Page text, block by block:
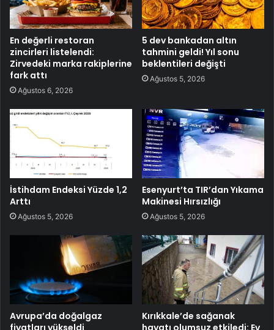
En değerli restoran
zincirleri listelendi:
Zirvedeki marka rakiplerine
fark attı
Ağustos 6, 2026
5 dev bankadan altın
tahmini geldi! Yıl sonu
beklentileri değişti
Ağustos 5, 2026
İstihdam Endeksi Yüzde 1,2
Arttı
Ağustos 5, 2026
Esenyurt’ta TIR’dan Yıkama
Makinesi Hırsızlığı
Ağustos 5, 2026
Avrupa’da doğalgaz
fiyatları yükseldi
Kırıkkale’de sağanak
hayatı olumsuz etkiledi: Ev